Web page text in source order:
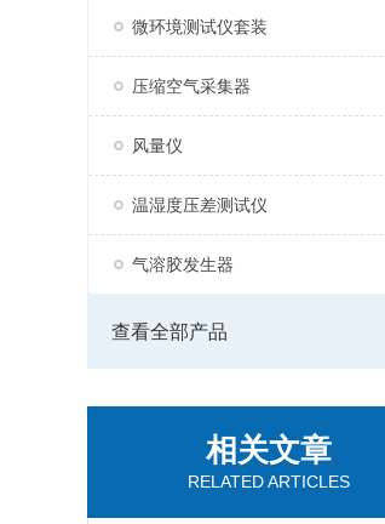
微环境测试仪套装
压缩空气采集器
风量仪
温湿度压差测试仪
气溶胶发生器
查看全部产品
相关文章
RELATED ARTICLES